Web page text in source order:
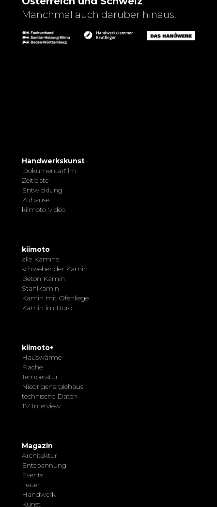
Manchmal auch darüber hinaus.
Handwerkskunst
Dokumentarfilm
Zeitleiste
Entwicklung
Zuhause
kiimoto Video
kiimoto
alle Kamine
schwebender Kamin
Beton Kamin
Stahlkamin
Kamin mit Ofenliege
Kamin im Büro
kiimoto+
Hauswärme
Fläche
Temperatur
Niedrigenergiehaus
technische Daten
TV Interview
Magazin
Architektur
Entspannung
Events
Feuer
Handwerk
Kunst